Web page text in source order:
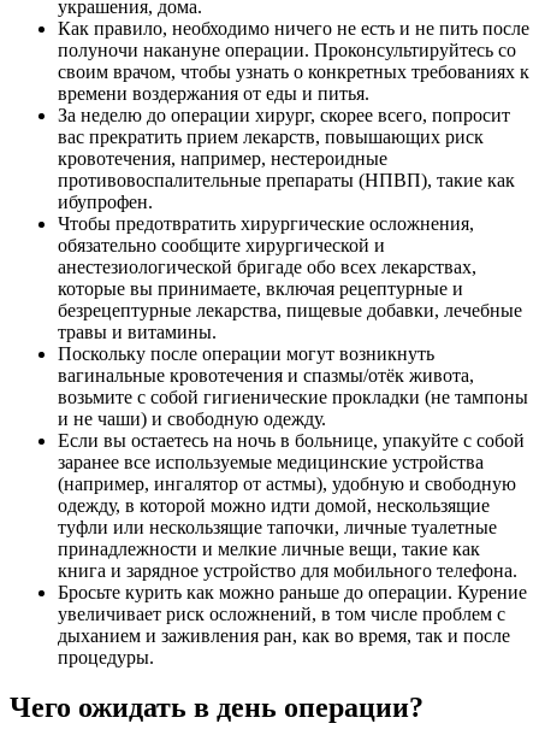
украшения, дома.
Как правило, необходимо ничего не есть и не пить после
полуночи накануне операции. Проконсультируйтесь со
своим врачом, чтобы узнать о конкретных требованиях к
времени воздержания от еды и питья.
За неделю до операции хирург, скорее всего, попросит
вас прекратить прием лекарств, повышающих риск
кровотечения, например, нестероидные
противовоспалительные препараты (НПВП), такие как
ибупрофен.
Чтобы предотвратить хирургические осложнения,
обязательно сообщите хирургической и
анестезиологической бригаде обо всех лекарствах,
которые вы принимаете, включая рецептурные и
безрецептурные лекарства, пищевые добавки, лечебные
травы и витамины.
Поскольку после операции могут возникнуть
вагинальные кровотечения и спазмы/отёк живота,
возьмите с собой гигиенические прокладки (не тампоны
и не чаши) и свободную одежду.
Если вы остаетесь на ночь в больнице, упакуйте с собой
заранее все используемые медицинские устройства
(например, ингалятор от астмы), удобную и свободную
одежду, в которой можно идти домой, нескользящие
туфли или нескользящие тапочки, личные туалетные
принадлежности и мелкие личные вещи, такие как
книга и зарядное устройство для мобильного телефона.
Бросьте курить как можно раньше до операции. Курение
увеличивает риск осложнений, в том числе проблем с
дыханием и заживления ран, как во время, так и после
процедуры.
Чего ожидать в день операции?